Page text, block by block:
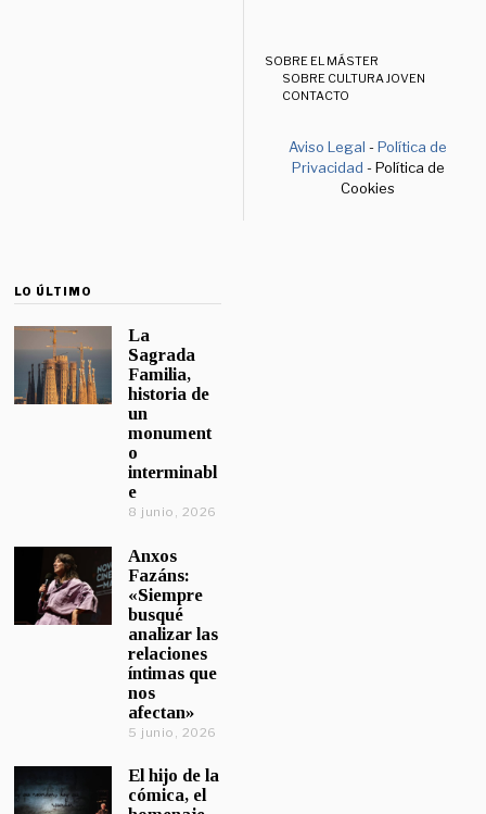
SOBRE EL MÁSTER
SOBRE CULTURA JOVEN
CONTACTO
Aviso Legal -Política de
Privacidad - Política de
Cookies
LO ÚLTIMO
La
Sagrada
Familia,
historia de
un
monument
o
interminabl
e
8 junio, 2026
Anxos
Fazáns:
«Siempre
busqué
analizar las
relaciones
íntimas que
nos
afectan»
5 junio, 2026
El hijo de la
cómica, el